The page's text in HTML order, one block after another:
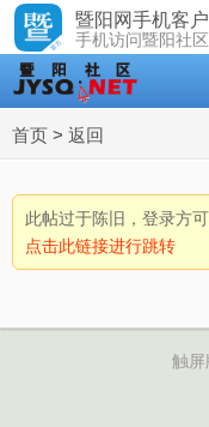
暨阳网手机客
手机访问暨阳社
首页 > 返回
此帖过于陈旧，登录方
点击此链接进行跳转
触屏